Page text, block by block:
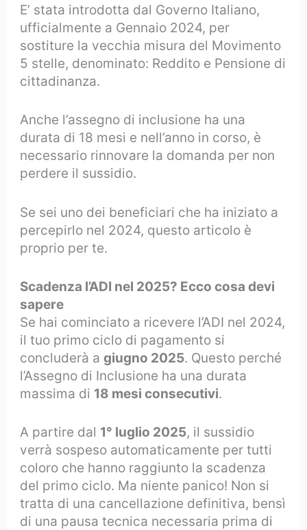
E’ stata introdotta dal Governo Italiano,
ufficialmente a Gennaio 2024, per
sostiture la vecchia misura del Movimento
5 stelle, denominato: Reddito e Pensione di
cittadinanza.
Anche l’assegno di inclusione ha una
durata di 18 mesi e nell’anno in corso, è
necessario rinnovare la domanda per non
perdere il sussidio.
Se sei uno dei beneficiari che ha iniziato a
percepirlo nel 2024, questo articolo è
proprio per te.
Scadenza l’ADI nel 2025? Ecco cosa devi
sapere
Se hai cominciato a ricevere l’ADI nel 2024,
il tuo primo ciclo di pagamento si
concluderà agiugno 2025. Questo perché
l’Assegno di Inclusione ha una durata
massima di 18 mesi consecutivi.
A partire dal 1° luglio 2025, il sussidio
verrà sospeso automaticamente per tutti
coloro che hanno raggiunto la scadenza
del primo ciclo. Ma niente panico! Non si
tratta di una cancellazione definitiva, bensì
di una pausa tecnica necessaria prima di